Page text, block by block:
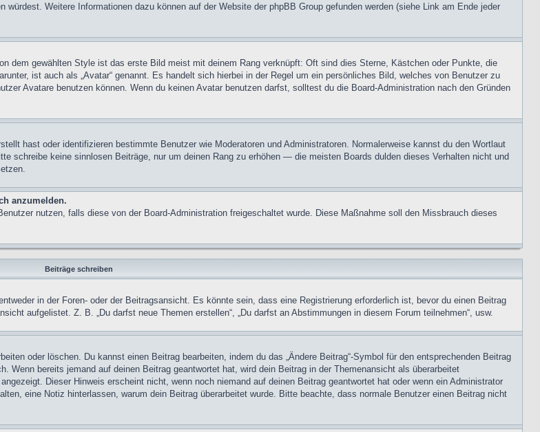
Weitere Informationen dazu können auf der Website der phpBB Group gefunden werden (siehe Link am Ende jeder
dem gewählten Style ist das erste Bild meist mit deinem Rang verknüpft: Oft sind dies Sterne, Kästchen oder Punkte, die
ist auch als „Avatar“ genannt. Es handelt sich hierbei in der Regel um ein persönliches Bild, welches von Benutzer zu
Avatare benutzen können. Wenn du keinen Avatar benutzen darfst, solltest du die Board-Administration nach den Gründen
hast oder identifizieren bestimmte Benutzer wie Moderatoren und Administratoren. Normalerweise kannst du den Wortlaut
schreibe keine sinnlosen Beiträge, nur um deinen Rang zu erhöhen — die meisten Boards dulden dieses Verhalten nicht und
anzumelden.
nutzen, falls diese von der Board-Administration freigeschaltet wurde. Diese Maßnahme soll den Missbrauch dieses
Beiträge schreiben
in der Foren- oder der Beitragsansicht. Es könnte sein, dass eine Registrierung erforderlich ist, bevor du einen Beitrag
aufgelistet. Z. B. „Du darfst neue Themen erstellen“, „Du darfst an Abstimmungen in diesem Forum teilnehmen“, usw.
oder löschen. Du kannst einen Beitrag bearbeiten, indem du das „Ändere Beitrag“-Symbol für den entsprechenden Beitrag
bereits jemand auf deinen Beitrag geantwortet hat, wird dein Beitrag in der Themenansicht als überarbeitet
Dieser Hinweis erscheint nicht, wenn noch niemand auf deinen Beitrag geantwortet hat oder wenn ein Administrator
eine Notiz hinterlassen, warum dein Beitrag überarbeitet wurde. Bitte beachte, dass normale Benutzer einen Beitrag nicht